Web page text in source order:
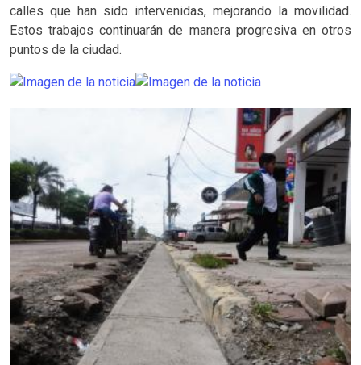
calles que han sido intervenidas, mejorando la movilidad.
Estos trabajos continuarán de manera progresiva en otros
puntos de la ciudad.